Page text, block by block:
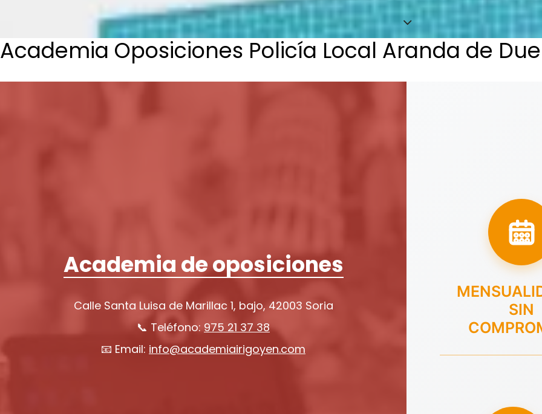
Academia Oposiciones Policía Local Aranda de
Academia de oposiciones
Calle Santa Luisa de Marillac 1, bajo, 42003 Soria
📞 Teléfono: 975 21 37 38
📧 Email: info@academiairigoyen.com
SIN